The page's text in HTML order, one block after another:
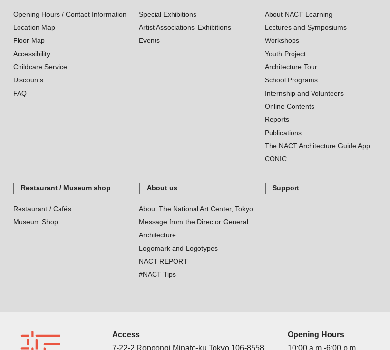
Opening Hours / Contact Information
Location Map
Floor Map
Accessibility
Childcare Service
Discounts
FAQ
Special Exhibitions
Artist Associations' Exhibitions
Events
About NACT Learning
Lectures and Symposiums
Workshops
Youth Project
Architecture Tour
School Programs
Internship and Volunteers
Online Contents
Reports
Publications
The NACT Architecture Guide App
CONIC
Restaurant / Museum shop
Restaurant / Cafés
Museum Shop
About us
About The National Art Center, Tokyo
Message from the Director General
Architecture
Logomark and Logotypes
NACT REPORT
#NACT Tips
Support
Access
7-22-2 Roppongi Minato-ku Tokyo 106-8558
Opening Hours
10:00 a.m.-6:00 p.m.